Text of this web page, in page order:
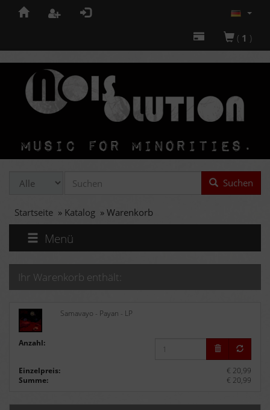
( 1 )
Suchen
Startseite » Katalog » Warenkorb
Menü
Ihr Warenkorb enthält:
Samavayo - Payan - LP
Anzahl:
Einzelpreis:
€ 20,99
Summe:
€ 20,99